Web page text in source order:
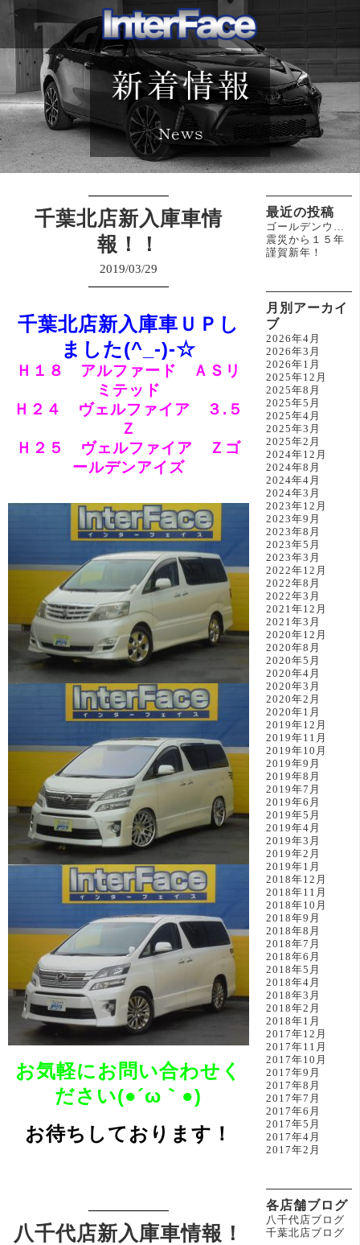
最近の投稿
震災から１５年
謹賀新年！
月別アーカイ
ブ
2026年4月
2026年3月
2026年1月
2025年12月
2025年8月
2025年5月
2025年4月
2025年3月
2025年2月
2024年12月
2024年8月
2024年4月
2024年3月
2023年12月
2023年9月
2023年8月
2023年5月
2023年3月
2022年12月
2022年8月
2022年3月
2021年12月
2021年3月
2020年12月
2020年8月
2020年5月
2020年4月
2020年3月
2020年2月
2020年1月
2019年12月
2019年11月
2019年10月
2019年9月
2019年8月
2019年7月
2019年6月
2019年5月
2019年4月
2019年3月
2019年2月
2019年1月
2018年12月
2018年11月
2018年10月
2018年9月
2018年8月
2018年7月
2018年6月
2018年5月
2018年4月
2018年3月
2018年2月
2018年1月
2017年12月
2017年11月
2017年10月
2017年9月
2017年8月
2017年7月
2017年6月
2017年5月
2017年4月
2017年2月
各店舗ブログ
八千代店ブログ
千葉北店ブログ
千葉北店新入庫車情
報！！
2019/03/29
千葉北店新入庫車ＵＰし
ました(^_-)-☆
Ｈ１８ アルファード ＡＳリ
ミテッド
Ｈ２４ ヴェルファイア ３.５
Ｚ
Ｈ２５ ヴェルファイア Ｚゴ
ールデンアイズ
お気軽にお問い合わせく
ださい(●´ω｀●)
お待ちしております！
八千代店新入庫車情報！